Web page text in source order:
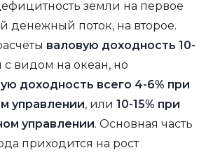
земли на первое
денежный поток, на второе.
валовую доходность 10-
видом на океан, но
доходность всего 4-6% при
управлении, или 10-15% при
управлении. Основная часть
приходится на рост